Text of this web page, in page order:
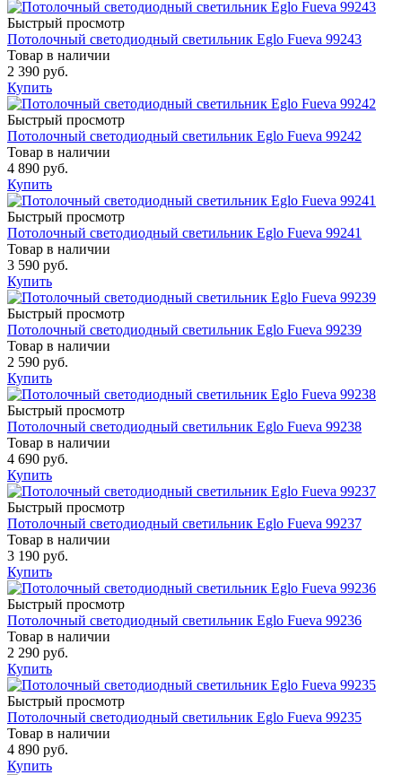
Быстрый просмотр
Потолочный светодиодный светильник Eglo Fueva 99243
Товар в наличии
2 390 руб.
Купить
Быстрый просмотр
Потолочный светодиодный светильник Eglo Fueva 99242
Товар в наличии
4 890 руб.
Купить
Быстрый просмотр
Потолочный светодиодный светильник Eglo Fueva 99241
Товар в наличии
3 590 руб.
Купить
Быстрый просмотр
Потолочный светодиодный светильник Eglo Fueva 99239
Товар в наличии
2 590 руб.
Купить
Быстрый просмотр
Потолочный светодиодный светильник Eglo Fueva 99238
Товар в наличии
4 690 руб.
Купить
Быстрый просмотр
Потолочный светодиодный светильник Eglo Fueva 99237
Товар в наличии
3 190 руб.
Купить
Быстрый просмотр
Потолочный светодиодный светильник Eglo Fueva 99236
Товар в наличии
2 290 руб.
Купить
Быстрый просмотр
Потолочный светодиодный светильник Eglo Fueva 99235
Товар в наличии
4 890 руб.
Купить